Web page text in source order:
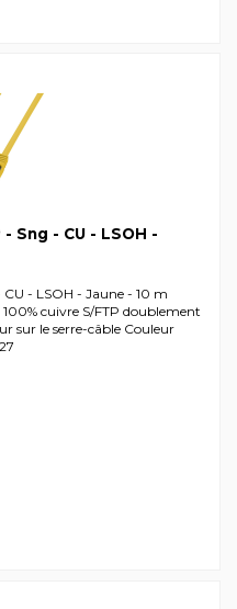
Sng - CU - LSOH -
- LSOH - Jaune - 10 m
cuivre S/FTP doublement
sur le serre-câble Couleur